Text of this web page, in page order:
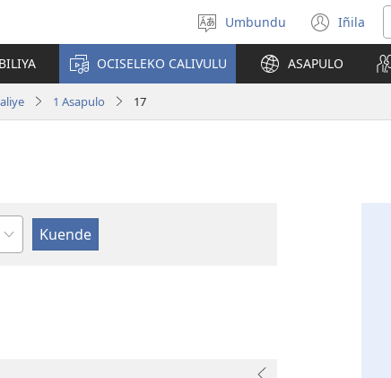
Select
language
Umbundu Iñila
(yikula
onjanela
yokaliye)
OCISELEKO CALIVULU ASAPULO
1 Asapulo 17